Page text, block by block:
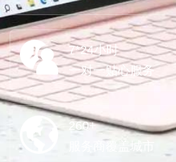
7*24小时
一对一贴心服务
260+